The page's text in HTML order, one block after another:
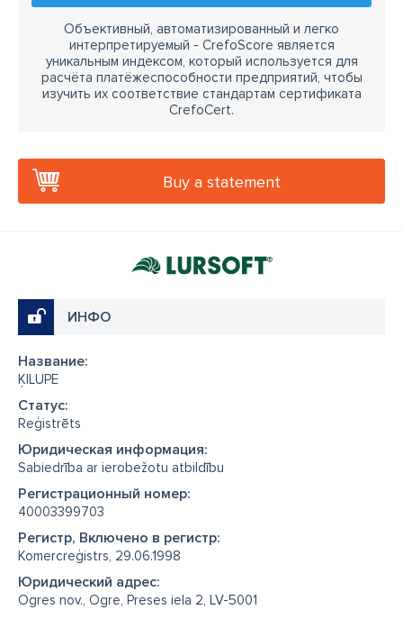
Объективный, автоматизированный и легко
интерпретируемый - CrefoScore является
уникальным индексом, который используется для
расчёта платёжеспособности предприятий, чтобы
изучить их соответствие стандартам сертификата
CrefoCert.
Buy a statement
ИНФО
Название:
ĶILUPE
Cтатус:
Reģistrēts
Юридическая информация:
Sabiedrība ar ierobežotu atbildību
Регистрационный номер:
40003399703
Регистр, Включено в регистр:
Komercreģistrs, 29.06.1998
Юридический адрес:
Ogres nov., Ogre, Preses iela 2, LV-5001